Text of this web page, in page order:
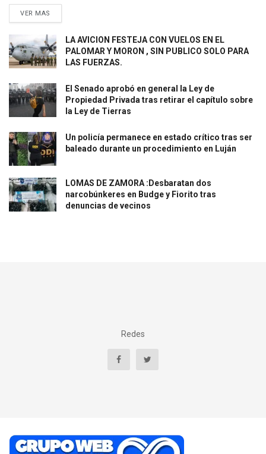
VER MAS
LA AVICION FESTEJA CON VUELOS EN EL
PALOMAR Y MORON , SIN PUBLICO SOLO PARA
LAS FUERZAS.
El Senado aprobó en general la Ley de
Propiedad Privada tras retirar el capítulo sobre
la Ley de Tierras
Un policía permanece en estado crítico tras ser
baleado durante un procedimiento en Luján
LOMAS DE ZAMORA :Desbaratan dos
narcobúnkeres en Budge y Fiorito tras
denuncias de vecinos
Redes